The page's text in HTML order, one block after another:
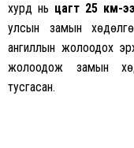
хурд нь цагт 25 км-
улсын замын
ангиллын жолоодох
жолоодож замын
тусгасан.